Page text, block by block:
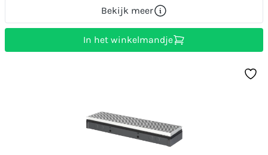
Bekijk meer
In het winkelmandje